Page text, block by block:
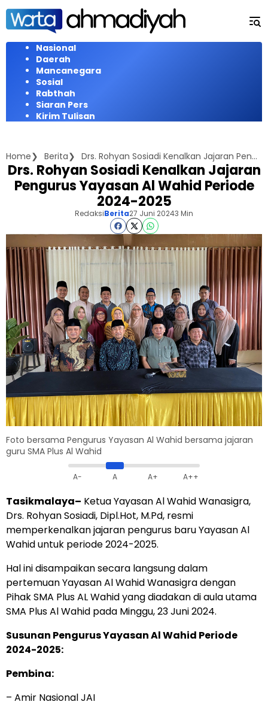
Langsung
konten
Nasional
Daerah
Mancanegara
Sosial
Rabthah
Siaran Pers
Kirim Tulisan
Home Berita Drs. Rohyan Sosiadi Kenalkan Jajaran Pengurus Yayasan Al Wahid Periode 2024-2025
Drs. Rohyan Sosiadi Kenalkan Jajaran
Pengurus Yayasan Al Wahid Periode
2024-2025
RedaksiBerita27 Juni 20243 Min
Foto bersama Pengurus Yayasan Al Wahid bersama jajaran
guru SMA Plus Al Wahid
A- A A+ A++
Tasikmalaya– Ketua Yayasan Al Wahid Wanasigra,
Drs. Rohyan Sosiadi, Dipl.Hot, M.Pd, resmi
memperkenalkan jajaran pengurus baru Yayasan Al
Wahid untuk periode 2024-2025.
Hal ini disampaikan secara langsung dalam
pertemuan Yayasan Al Wahid Wanasigra dengan
Pihak SMA Plus AL Wahid yang diadakan di aula utama
SMA Plus Al Wahid pada Minggu, 23 Juni 2024.
Susunan Pengurus Yayasan Al Wahid Periode
2024-2025:
Pembina:
– Amir Nasional JAI